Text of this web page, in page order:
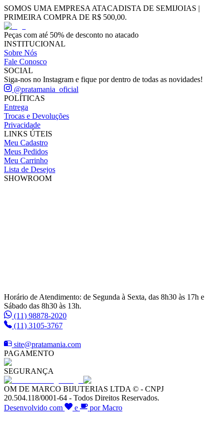
SOMOS UMA EMPRESA ATACADISTA DE SEMIJOIAS |
PRIMEIRA COMPRA DE R$ 500,00.
Peças com até 50% de desconto no atacado
INSTITUCIONAL
Sobre Nós
Fale Conosco
SOCIAL
Siga-nos no Instagram e fique por dentro de todas as novidades!
@pratamania_oficial
POLÍTICAS
Entrega
Trocas e Devoluções
Privacidade
LINKS ÚTEIS
Meu Cadastro
Meus Pedidos
Meu Carrinho
Lista de Desejos
SHOWROOM
Horário de Atendimento: de Segunda à Sexta, das 8h30 às 17h e
Sábado das 8h30 às 13h.
(11) 98878-2020
(11) 3105-3767
site@pratamania.com
PAGAMENTO
SEGURANÇA
OM DE MARCO BIJUTERIAS LTDA © - CNPJ
20.504.118/0001-64 - Todos Direitos Reservados.
Desenvolvido com
e por Macro